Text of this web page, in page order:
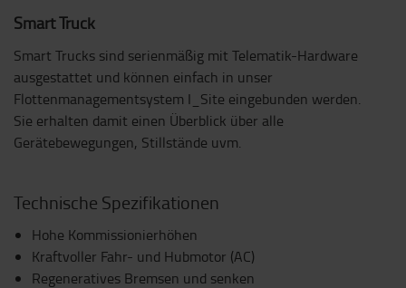
Smart Truck
Smart Trucks sind serienmäßig mit Telematik-Hardware
ausgestattet und können einfach in unser
Flottenmanagementsystem I_Site eingebunden werden.
Sie erhalten damit einen Überblick über alle
Gerätebewegungen, Stillstände uvm.
Technische Spezifikationen
Hohe Kommissionierhöhen
Kraftvoller Fahr- und Hubmotor (AC)
Regeneratives Bremsen und senken